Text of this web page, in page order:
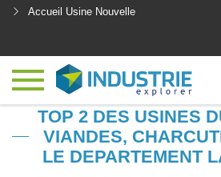
Accueil Usine Nouvelle
TOP 2 DES USINES
VIANDES,
LE DEPARTEMENT